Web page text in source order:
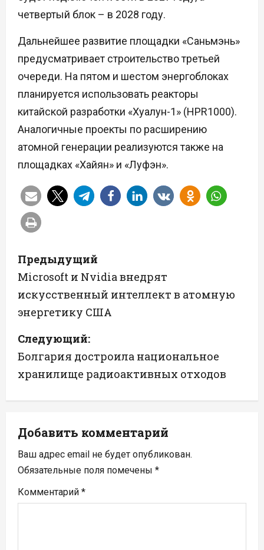
четвертый блок – в 2028 году.
Дальнейшее развитие площадки «Саньмэнь»
предусматривает строительство третьей
очереди. На пятом и шестом энергоблоках
планируется использовать реакторы
китайской разработки «Хуалун-1» (HPR1000).
Аналогичные проекты по расширению
атомной генерации реализуются также на
площадках «Хайян» и «Луфэн».
Н
а
в
г
а
ц
и
я
п
о
Предыдущий
Microsoft и Nvidia внедрят
искусственный интеллект в атомную
энергетику США
Следующий:
Болгария достроила национальное
хранилище радиоактивных отходов
Добавить комментарий
Ваш адрес email не будет опубликован.
Обязательные поля помечены *
Комментарий *